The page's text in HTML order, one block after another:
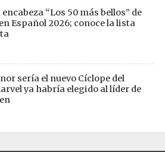
“Los 50 más bellos” de
Español 2026; conoce la lista
sería el nuevo Cíclope del
ya habría elegido al líder de